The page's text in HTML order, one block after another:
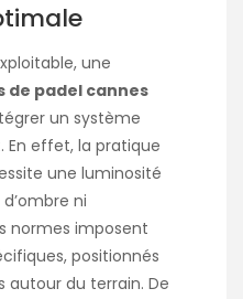
une
padel cannes
un système
En effet, la pratique
une luminosité
ni
normes imposent
positionnés
autour du terrain. De